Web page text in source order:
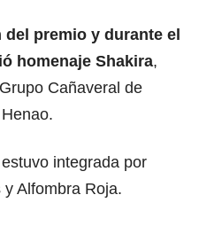
premio y durante el
homenaje Shakira,
Cañaveral de
integrada por
Alfombra Roja.